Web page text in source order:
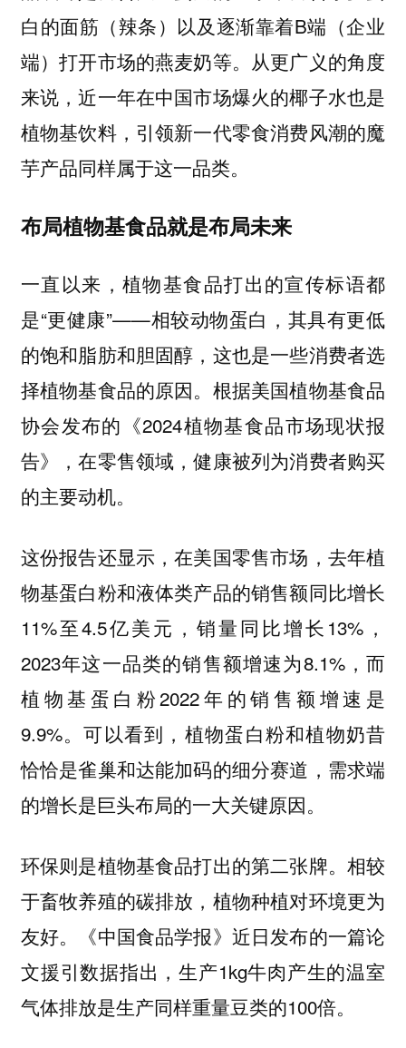
白的面筋（辣条）以及逐渐靠着B端（企业
端）打开市场的燕麦奶等。从更广义的角度
来说，近一年在中国市场爆火的椰子水也是
植物基饮料，引领新一代零食消费风潮的魔
芋产品同样属于这一品类。
布局植物基食品就是布局未来
一直以来，植物基食品打出的宣传标语都
是“更健康”——相较动物蛋白，其具有更低
的饱和脂肪和胆固醇，这也是一些消费者选
择植物基食品的原因。根据美国植物基食品
协会发布的《2024植物基食品市场现状报
告》，在零售领域，健康被列为消费者购买
的主要动机。
这份报告还显示，在美国零售市场，去年植
物基蛋白粉和液体类产品的销售额同比增长
11%至4.5亿美元，销量同比增长13%，
2023年这一品类的销售额增速为8.1%，而
植物基蛋白粉2022年的销售额增速是
9.9%。可以看到，植物蛋白粉和植物奶昔
恰恰是雀巢和达能加码的细分赛道，需求端
的增长是巨头布局的一大关键原因。
环保则是植物基食品打出的第二张牌。相较
于畜牧养殖的碳排放，植物种植对环境更为
友好。《中国食品学报》近日发布的一篇论
文援引数据指出，生产1kg牛肉产生的温室
气体排放是生产同样重量豆类的100倍。